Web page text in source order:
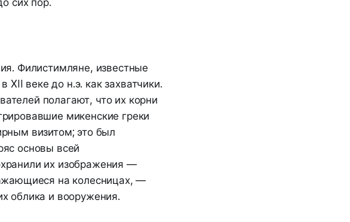
Филистимляне, известные
XII веке до н.э. как захватчики.
полагают, что их корни
микенские греки
визитом; это был
основы всей
их изображения —
на колесницах, —
облика и вооружения.